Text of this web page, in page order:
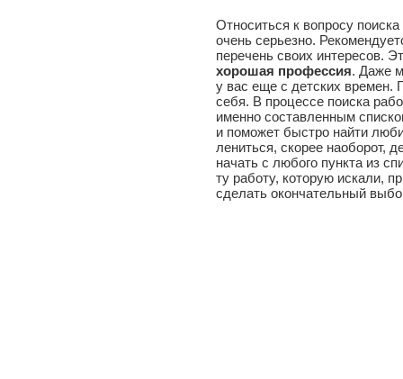
Относиться к вопросу
очень серьезно.
перечень своих интересов.
хорошая профессия. Даже
у вас еще с детских времен.
себя. В процессе поиска
именно составленным
и поможет быстро найти
лениться, скорее наоборот,
начать с любого пункта из
ту работу, которую искали,
сделать окончательный